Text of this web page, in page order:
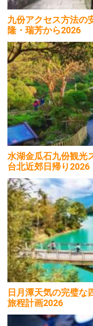
九份アクセス方法の
隆・瑞芳から2026
水湖金瓜石九份観光
台北近郊日帰り2026
日月潭天気の完璧な
旅程計画2026